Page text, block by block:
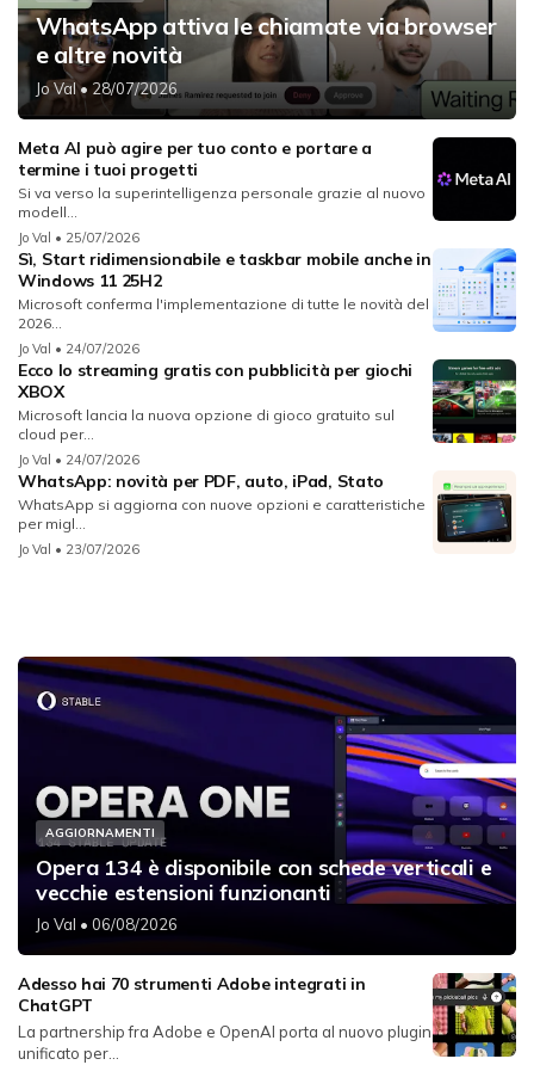
WhatsApp attiva le chiamate via browser
e altre novità
Jo Val• 28/07/2026
Meta AI può agire per tuo conto e portare a
termine i tuoi progetti
Si va verso la superintelligenza personale grazie al nuovo
modell...
Jo Val • 25/07/2026
Sì, Start ridimensionabile e taskbar mobile anche in
Windows 11 25H2
Microsoft conferma l'implementazione di tutte le novità del
2026...
Jo Val • 24/07/2026
Ecco lo streaming gratis con pubblicità per giochi
XBOX
Microsoft lancia la nuova opzione di gioco gratuito sul
cloud per...
Jo Val • 24/07/2026
WhatsApp: novità per PDF, auto, iPad, Stato
WhatsApp si aggiorna con nuove opzioni e caratteristiche
per migl...
Jo Val • 23/07/2026
AGGIORNAMENTI
Opera 134 è disponibile con schede verticali e
vecchie estensioni funzionanti
Jo Val • 06/08/2026
Adesso hai 70 strumenti Adobe integrati in
ChatGPT
La partnership fra Adobe e OpenAI porta al nuovo plugin
unificato per...